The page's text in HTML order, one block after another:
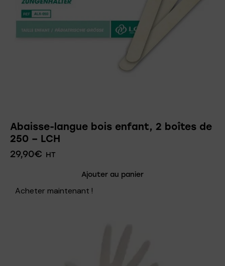
Abaisse-langue bois enfant, 2 boîtes de
250 – LCH
29,90€ HT
Ajouter au panier
Acheter maintenant !